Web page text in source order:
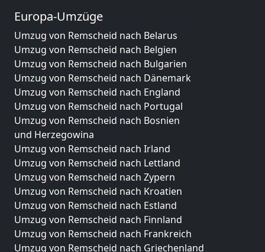
Europa-Umzüge
Umzug von Remscheid nach Belarus
Umzug von Remscheid nach Belgien
Umzug von Remscheid nach Bulgarien
Umzug von Remscheid nach Dänemark
Umzug von Remscheid nach England
Umzug von Remscheid nach Portugal
Umzug von Remscheid nach Bosnien
und Herzegowina
Umzug von Remscheid nach Irland
Umzug von Remscheid nach Lettland
Umzug von Remscheid nach Zypern
Umzug von Remscheid nach Kroatien
Umzug von Remscheid nach Estland
Umzug von Remscheid nach Finnland
Umzug von Remscheid nach Frankreich
Umzug von Remscheid nach Griechenland